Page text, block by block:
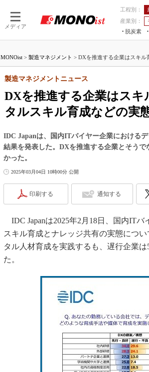
メディア
工程別：
産業別：
脱炭素
つながる工場AI×設備保全
MONOist > 製造マネジメント > DXを推進する企業はスキル
DXを推進する企業はスキ
タルスキル育成などの実
製造マネジメントニュース
IDC Japanは、国内ITバイヤー企業における
結果を発表した。DXを推進する企業とそう
かった。
2025年03月04日 10時00分 公開
印刷する 通知する
IDC Japanは2025年2月18日、国内IT
スキル育成とナレッジ共有の実態につ
タル人材育成を実践するも、遅行企業
た。